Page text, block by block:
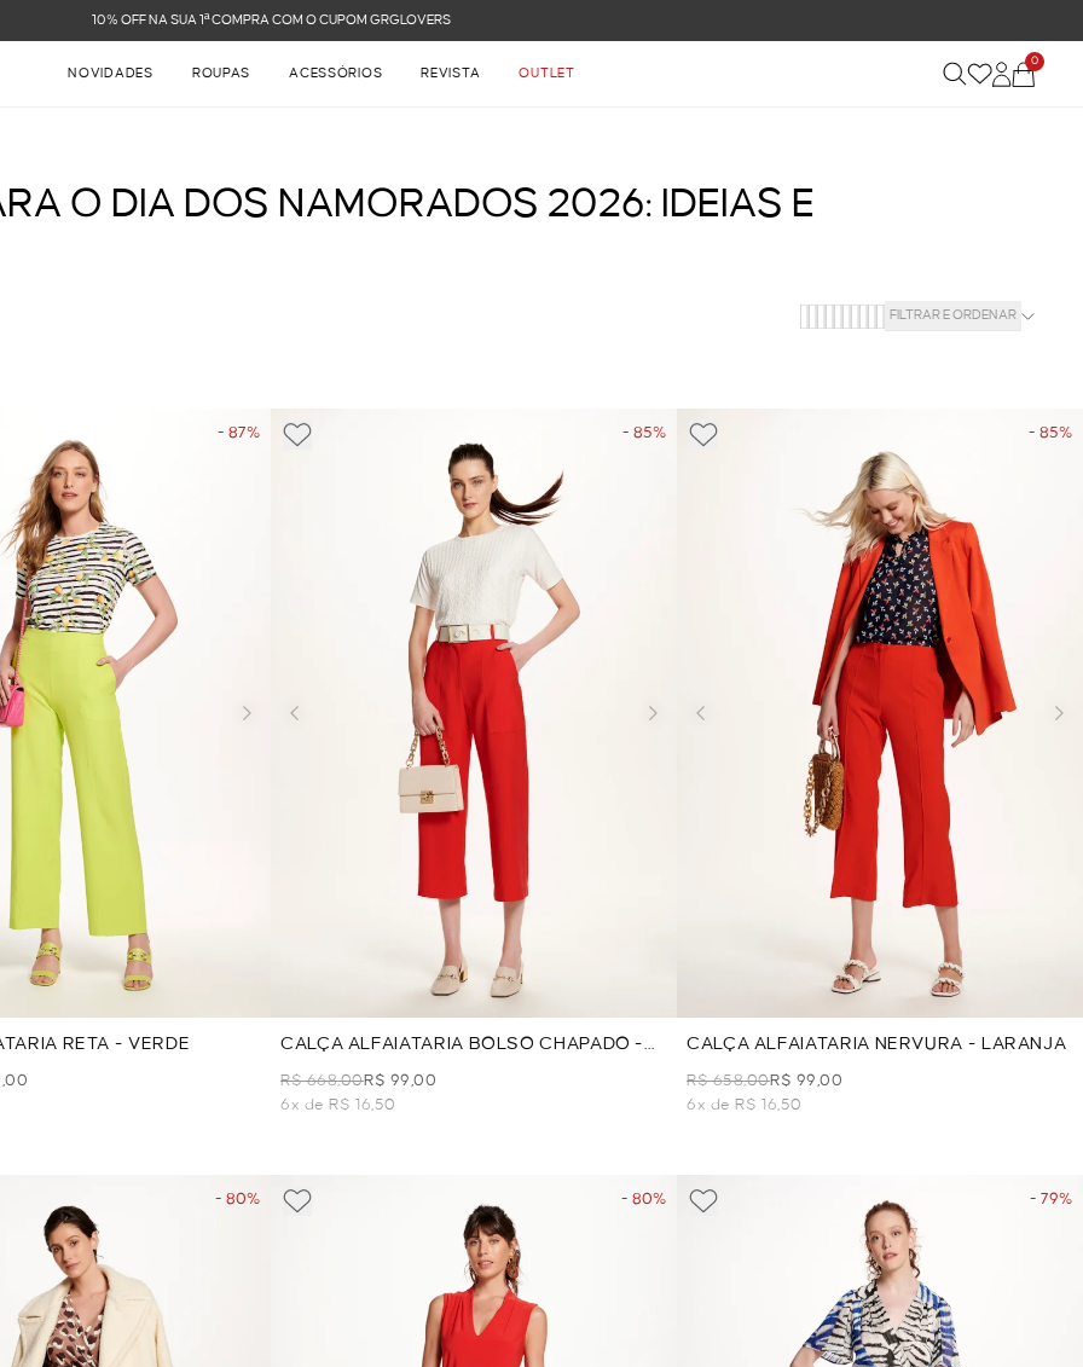
NOVIDADES ROUPAS ACESSÓRIOS REVISTA OUTLET
0
O DIA DOS NAMORADOS 2026: IDEIAS E
FILTRAR E ORDENAR
- 87%
RETA - VERDE
- 85%
CALÇA ALFAIATARIA BOLSO CHAPADO -
VERMELHO
R$ 668,00R$ 99,00
6x de R$ 16,50
- 85%
CALÇA ALFAIATARIA NERVURA - LARANJA
R$ 658,00R$ 99,00
6x de R$ 16,50
- 80% - 80% - 79%